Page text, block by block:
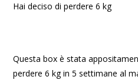
Hai deciso di perdere 6 kg
Questa box è stata
perdere 6 kg in 5 settimane al